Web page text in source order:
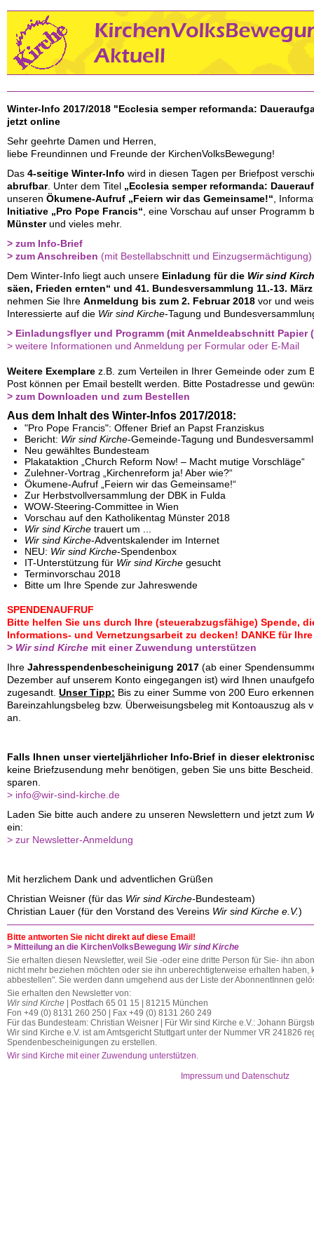
Winter-Info 2017/2018 "Ecclesia semper reformanda:
jetzt online
Sehr geehrte Damen und Herren,
liebe Freundinnen und Freunde der KirchenVolksBewegung!
Das 4-seitige Winter-Info wird in diesen Tagen per Briefpost
abrufbar. Unter dem Titel „Ecclesia semper reformanda:
unseren Ökumene-Aufruf „Feiern wir das Gemeinsame!“ ,
Initiative „Pro Pope Francis“ , eine Vorschau auf unser Programm
Münsterund vieles mehr.
> zum Info-Brief
> zum Anschreiben (mit Bestellabschnitt und Einzugsermächtigung)
Dem Winter-Info liegt auch unsere Einladung für die Wir sind
säen, Frieden ernten“ und 41. Bundesversammlung 11.-13.
nehmen Sie Ihre Anmeldung bis zum 2. Februar 2018 vor und
Interessierte auf die Wir sind Kirche-Tagung und
> Einladungsflyer und Programm (mit Anmeldeabschnitt Papier
> weitere Informationen und Anmeldung per Formular oder E-Mail
Weitere Exemplare z.B. zum Verteilen in Ihrer Gemeinde oder zum
Post können per Email bestellt werden. Bitte Postadresse und
> zum Downloaden und zum Bestellen
Aus dem Inhalt des Winter-Infos 2017/2018:
"Pro Pope Francis": Offener Brief an Papst Franziskus
Bericht: Wir sind Kirche-Gemeinde-Tagung und
Neu gewähltes Bundesteam
Plakataktion „Church Reform Now! – Macht mutige Vorschläge“
Zulehner-Vortrag „Kirchenreform ja! Aber wie?“
Ökumene-Aufruf „Feiern wir das Gemeinsame!“
Zur Herbstvollversammlung der DBK in Fulda
WOW-Steering-Committee in Wien
Vorschau auf den Katholikentag Münster 2018
Wir sind Kirche trauert um ...
Wir sind Kirche-Adventskalender im Internet
NEU: Wir sind Kirche-Spendenbox
IT-Unterstützung für Wir sind Kirche gesucht
Terminvorschau 2018
Bitte um Ihre Spende zur Jahreswende
SPENDENAUFRUF
Bitte helfen Sie uns durch Ihre (steuerabzugsfähige) Spende,
Informations- und Vernetzungsarbeit zu decken! DANKE für
> Wir sind Kirche mit einer Zuwendung unterstützen
Ihre Jahresspendenbescheinigung 2017 (ab einer
Dezember auf unserem Konto eingegangen ist) wird Ihnen
zugesandt. Unser Tipp: Bis zu einer Summe von 200 Euro
Bareinzahlungsbeleg bzw. Überweisungsbeleg mit Kontoauszug als
an.
Falls Ihnen unser vierteljährlicher Info-Brief in dieser
keine Briefzusendung mehr benötigen, geben Sie uns bitte
sparen.
> info@wir-sind-kirche.de
Laden Sie bitte auch andere zu unseren Newslettern und jetzt zum
ein:
> zur Newsletter-Anmeldung
Mit herzlichem Dank und adventlichen Grüßen
Christian Weisner (für das Wir sind Kirche-Bundesteam)
Christian Lauer (für den Vorstand des Vereins Wir sind Kirche e.V.)
Bitte antworten Sie nicht direkt auf diese Email!
> Mitteilung an die KirchenVolksBewegung Wir sind Kirche
Sie erhalten diesen Newsletter, weil Sie -oder eine dritte Person für Sie- ihn
nicht mehr beziehen möchten oder sie ihn unberechtigterweise erhalten haben,
abbestellen". Sie werden dann umgehend aus der Liste der AbonnentInnen
Sie erhalten den Newsletter von:
Wir sind Kirche | Postfach 65 01 15 | 81215 München
Fon +49 (0) 8131 260 250 | Fax +49 (0) 8131 260 249
Für das Bundesteam: Christian Weisner | Für Wir sind Kirche e.V.: Johann
Wir sind Kirche e.V. ist am Amtsgericht Stuttgart unter der Nummer VR 241826
Spendenbescheinigungen zu erstellen.
Wir sind Kirche mit einer Zuwendung unterstützen.
Impressum und Datenschutz